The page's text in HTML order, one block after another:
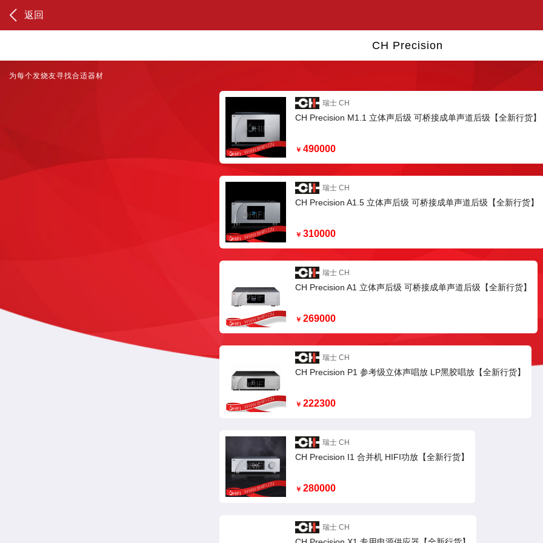
返回
CH Precision
为每个发烧友寻找合适器材
瑞士 CH
CH Precision M1.1 立体声后级 可桥接成单声道后级【全新行货】
￥ 490000
瑞士 CH
CH Precision A1.5 立体声后级 可桥接成单声道后级【全新行货】
￥ 310000
瑞士 CH
CH Precision A1 立体声后级 可桥接成单声道后级【全新行货】
￥ 269000
瑞士 CH
CH Precision P1 参考级立体声唱放 LP黑胶唱放【全新行货】
￥ 222300
瑞士 CH
CH Precision I1 合并机 HIFI功放【全新行货】
￥ 280000
瑞士 CH